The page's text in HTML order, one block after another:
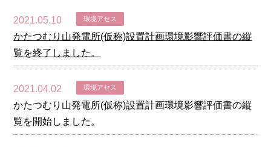
2021.05.10 環境アセス
かたつむり山発電所(仮称)設置計画環境影響評価書の縦
覧を終了しました。
2021.04.02 環境アセス
かたつむり山発電所(仮称)設置計画環境影響評価書の縦
覧を開始しました。